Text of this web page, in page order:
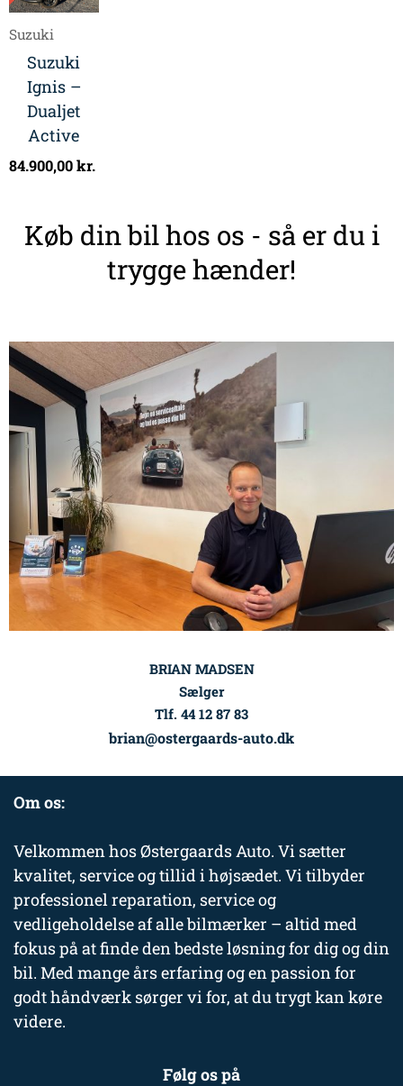
Suzuki
Suzuki
Ignis –
Dualjet
Active
84.900,00kr.
Køb din bil hos os - så er du i
trygge hænder!
BRIAN MADSEN
Sælger
Tlf. 44 12 87 83
brian@ostergaards-auto.dk
Om os:
Velkommen hos Østergaards Auto. Vi sætter
kvalitet, service og tillid i højsædet. Vi tilbyder
professionel reparation, service og
vedligeholdelse af alle bilmærker – altid med
fokus på at finde den bedste løsning for dig og din
bil. Med mange års erfaring og en passion for
godt håndværk sørger vi for, at du trygt kan køre
videre.
Følg os på